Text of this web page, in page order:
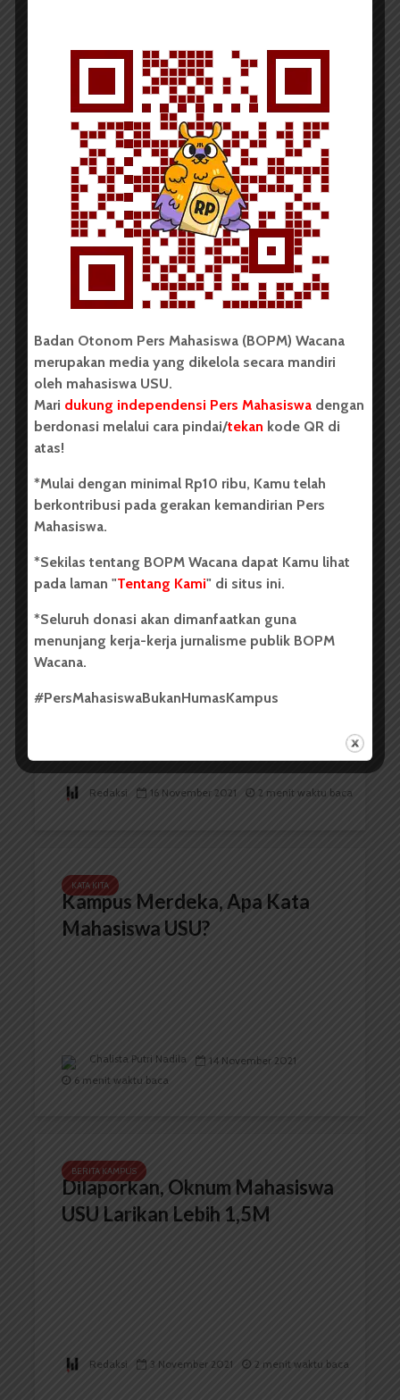
Consent, Permendikbudristek
yang Harusnya Tidak...
Chalista Putri Nadila
26 November 2021
5 menit waktu baca
Dukung Permendikbudristek
30, USU Akan Bentuk Tim...
Redaksi 22 November 2021 1 menit waktu baca
USU Lakukan Vaksinasi Massal
Tahap Kedua
Redaksi 16 November 2021 2 menit waktu baca
KATA KITA
Kampus Merdeka, Apa Kata
Mahasiswa USU?
Chalista Putri Nadila
14 November 2021
6 menit waktu baca
BERITA KAMPUS
Dilaporkan, Oknum Mahasiswa
USU Larikan Lebih 1,5M
Redaksi 3 November 2021 2 menit waktu baca
Badan Otonom Pers Mahasiswa (BOPM) Wacana
merupakan media yang dikelola secara mandiri
oleh mahasiswa USU.
Mari dukung independensi Pers Mahasiswa dengan
berdonasi melalui cara pindai/tekan kode QR di
atas!
*Mulai dengan minimal Rp10 ribu, Kamu telah
berkontribusi pada gerakan kemandirian Pers
Mahasiswa.
*Sekilas tentang BOPM Wacana dapat Kamu lihat
pada laman "Tentang Kami" di situs ini.
*Seluruh donasi akan dimanfaatkan guna
menunjang kerja-kerja jurnalisme publik BOPM
Wacana.
#PersMahasiswaBukanHumasKampus